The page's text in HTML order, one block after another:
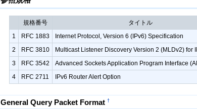
規格番号 タイトル
1 RFC 1883 Internet Protocol, Version 6 (IPv6) Specification
2 RFC 3810 Multicast Listener Discovery Version 2 (MLDv2) for
3 RFC 3542 Advanced Sockets Application Program Interface
4 RFC 2711 IPv6 Router Alert Option
General Query Packet Format †